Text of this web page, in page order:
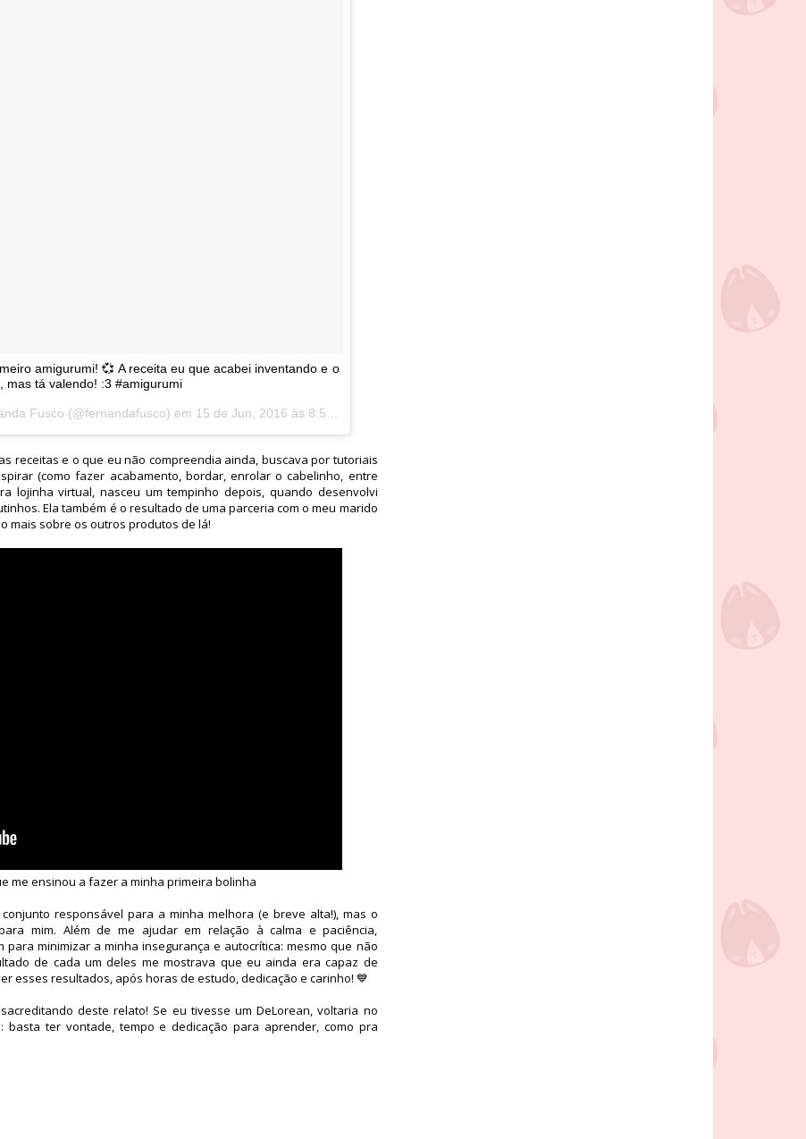
amigurumi! 💞 A receita eu que acabei inventando e o
mas tá valendo! :3 #amigurumi
Fusco (@fernandafusco) em 15 de Jun, 2016 às 8:57 PDT
receitas e o que eu não compreendia ainda, buscava por tutoriais
(como fazer acabamento, bordar, enrolar o cabelinho, entre
lojinha virtual, nasceu um tempinho depois, quando desenvolvi
Ela também é o resultado de uma parceria com o meu marido
mais sobre os outros produtos de lá!
me ensinou a fazer a minha primeira bolinha
responsável para a minha melhora (e breve alta!), mas o
mim. Além de me ajudar em relação à calma e paciência,
minimizar a minha insegurança e autocrítica: mesmo que não
de cada um deles me mostrava que eu ainda era capaz de
esses resultados, após horas de estudo, dedicação e carinho! 💙
deste relato! Se eu tivesse um DeLorean, voltaria no
ter vontade, tempo e dedicação para aprender, como pra